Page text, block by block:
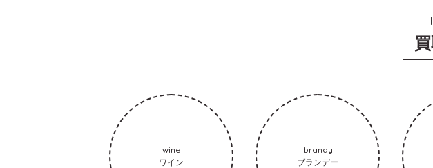
wine
ワイン
brandy
ブランデー